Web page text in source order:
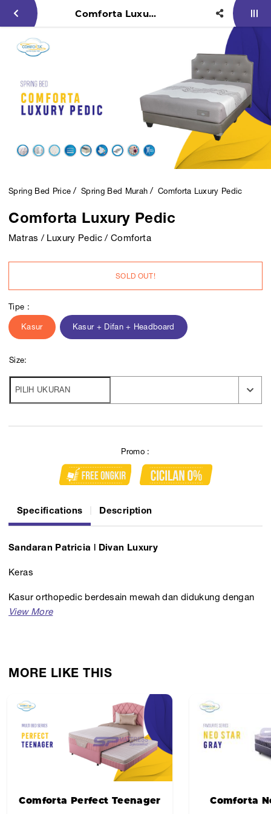
Comforta Luxury Pedic
Spring Bed Price Spring Bed Murah Comforta Luxury Pedic
Comforta Luxury Pedic
Matras / Luxury Pedic / Comforta
SOLD OUT!
Tipe :
Kasur Kasur + Difan + Headboard
Size:
Promo :
Specifications Description
Sandaran Patricia | Divan Luxury
Keras
Kasur orthopedic berdesain mewah dan didukung dengan
teknologi Spinal Support sehingga postur tubuh kita lebih
160, Comforta 180, dan masih banyak lagi.
MORE LIKE THIS
Comforta Perfect Teenager Comforta